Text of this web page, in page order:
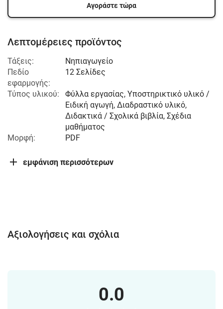
Αγοράστε τώρα
Λεπτομέρειες προϊόντος
Τάξεις:
Νηπιαγωγείο
Πεδίο
εφαρμογής:
12 Σελίδες
Τύπος υλικού:
Φύλλα εργασίας, Υποστηρικτικό υλικό /
Ειδική αγωγή, Διαδραστικό υλικό,
Διδακτικά / Σχολικά βιβλία, Σχέδια
μαθήματος
Μορφή:
PDF
εμφάνιση περισσότερων
Αξιολογήσεις και σχόλια
0.0